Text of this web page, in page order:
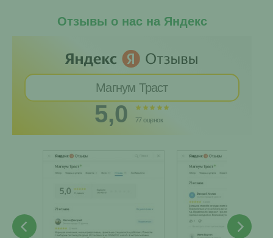
Отзывы о нас на Яндекс
Магнум Траст
5,0 77 оценок